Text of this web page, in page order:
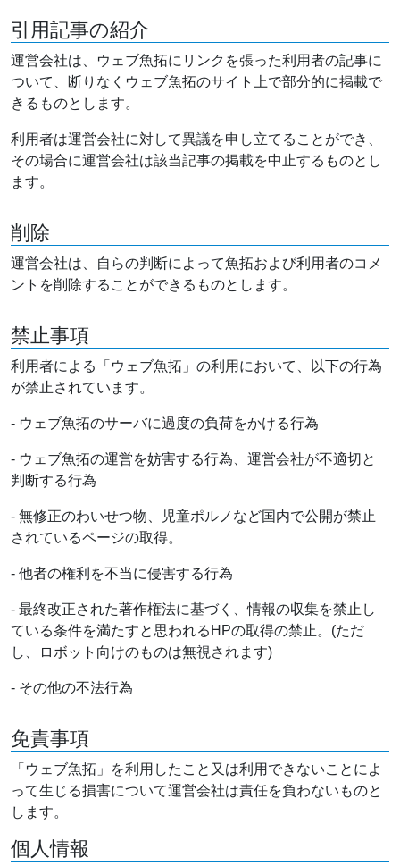
引用記事の紹介
運営会社は、ウェブ魚拓にリンクを張った利用者の記事に
ついて、断りなくウェブ魚拓のサイト上で部分的に掲載で
きるものとします。
利用者は運営会社に対して異議を申し立てることができ、
その場合に運営会社は該当記事の掲載を中止するものとし
ます。
削除
運営会社は、自らの判断によって魚拓および利用者のコメ
ントを削除することができるものとします。
禁止事項
利用者による「ウェブ魚拓」の利用において、以下の行為
が禁止されています。
- ウェブ魚拓のサーバに過度の負荷をかける行為
- ウェブ魚拓の運営を妨害する行為、運営会社が不適切と
判断する行為
- 無修正のわいせつ物、児童ポルノなど国内で公開が禁止
されているページの取得。
- 他者の権利を不当に侵害する行為
- 最終改正された著作権法に基づく、情報の収集を禁止し
ている条件を満たすと思われるHPの取得の禁止。(ただ
し、ロボット向けのものは無視されます)
- その他の不法行為
免責事項
「ウェブ魚拓」を利用したこと又は利用できないことによ
って生じる損害について運営会社は責任を負わないものと
します。
個人情報